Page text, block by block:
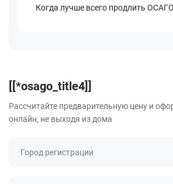
Когда лучше всего продлить
[[*osago_title4]]
Рассчитайте предварительную цену и
онлайн, не выходя из дома
Город регистрации